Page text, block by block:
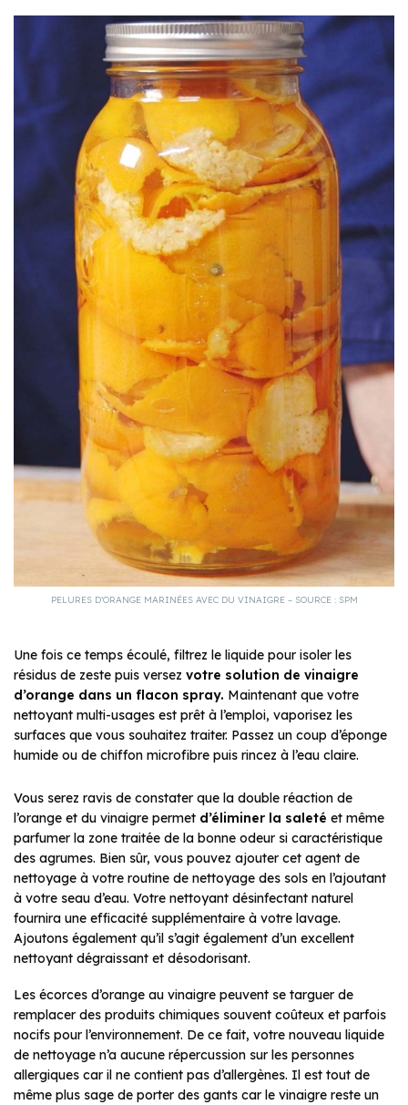
PELURES D’ORANGE MARINÉES AVEC DU VINAIGRE – SOURCE : SPM
Une fois ce temps écoulé, filtrez le liquide pour isoler les
résidus de zeste puis versez votre solution de vinaigre
d’orange dans un flacon spray. Maintenant que votre
nettoyant multi-usages est prêt à l’emploi, vaporisez les
surfaces que vous souhaitez traiter. Passez un coup d’éponge
humide ou de chiffon microfibre puis rincez à l’eau claire.
Vous serez ravis de constater que la double réaction de
l’orange et du vinaigre permet d’éliminer la saleté et même
parfumer la zone traitée de la bonne odeur si caractéristique
des agrumes. Bien sûr, vous pouvez ajouter cet agent de
nettoyage à votre routine de nettoyage des sols en l’ajoutant
à votre seau d’eau. Votre nettoyant désinfectant naturel
fournira une efficacité supplémentaire à votre lavage.
Ajoutons également qu’il s’agit également d’un excellent
nettoyant dégraissant et désodorisant.
Les écorces d’orange au vinaigre peuvent se targuer de
remplacer des produits chimiques souvent coûteux et parfois
nocifs pour l’environnement. De ce fait, votre nouveau liquide
de nettoyage n’a aucune répercussion sur les personnes
allergiques car il ne contient pas d’allergènes. Il est tout de
même plus sage de porter des gants car le vinaigre reste un